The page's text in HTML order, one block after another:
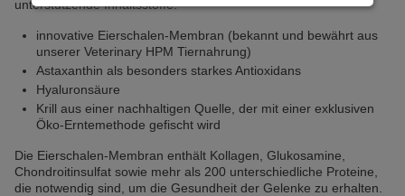
unterstützende Inhaltsstoffe:
innovative Eierschalen-Membran (bekannt und bewährt aus
unserer Veterinary HPM Tiernahrung)
Astaxanthin als besonders starkes Antioxidans
Hyaluronsäure
Krill aus einer nachhaltigen Quelle, der mit einer exklusiven
Öko-Erntemethode gefischt wird
Die Eierschalen-Membran enthält Kollagen, Glukosamine,
Chondroitinsulfat sowie mehr als 200 unterschiedliche Proteine,
die notwendig sind, um die Gesundheit der Gelenke zu erhalten.